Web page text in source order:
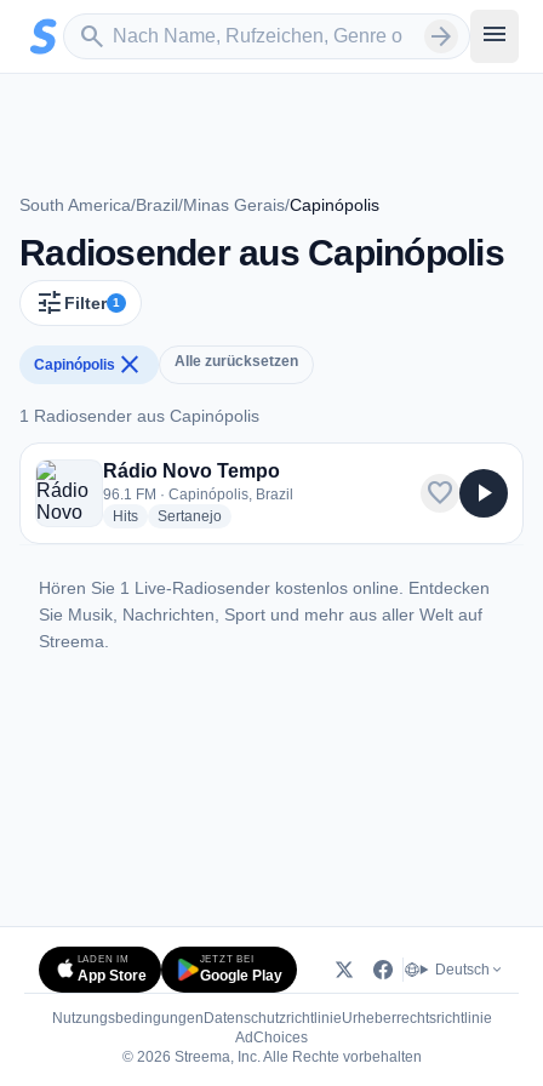
Zum Hauptinhalt springen
search
Sender suchen arrow_forward menu
South America/Brazil/Minas Gerais/Capinópolis
Radiosender aus Capinópolis
tune Filter 1
Capinópolis close Alle zurücksetzen
1 Radiosender aus Capinópolis
1 Radiosender aus Capinópolis
Rádio Novo Tempo
96.1 FM · Capinópolis, Brazil
Hitsradio stations
Sertanejoradio stations
favorite play_arrow
Hören Sie 1 Live-Radiosender kostenlos online. Entdecken
Sie Musik, Nachrichten, Sport und mehr aus aller Welt auf
Streema.
LADEN IM
App Store
JETZT BEI
Google Play Deutsch
Nutzungsbedingungen DatenschutzrichtlinieUrheberrechtsrichtlinie
AdChoices(öffnet in neuem Tab)
© 2026 Streema, Inc. Alle Rechte vorbehalten